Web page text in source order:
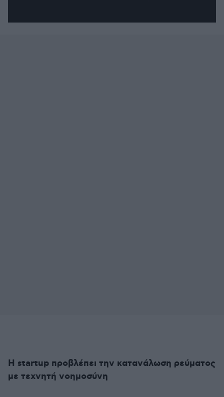
Η startup προβλέπει την κατανάλωση ρεύματος
με τεχνητή νοημοσύνη